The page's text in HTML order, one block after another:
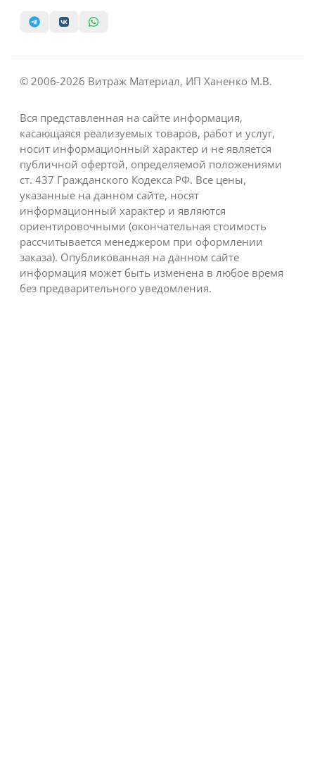
© 2006-2026 Витраж Материал, ИП Ханенко М.В.
Вся представленная на сайте информация,
касающаяся реализуемых товаров, работ и услуг,
носит информационный характер и не является
публичной офертой, определяемой положениями
ст. 437 Гражданского Кодекса РФ. Все цены,
указанные на данном сайте, носят
информационный характер и являются
ориентировочными (окончательная стоимость
рассчитывается менеджером при оформлении
заказа). Опубликованная на данном сайте
информация может быть изменена в любое время
без предварительного уведомления.